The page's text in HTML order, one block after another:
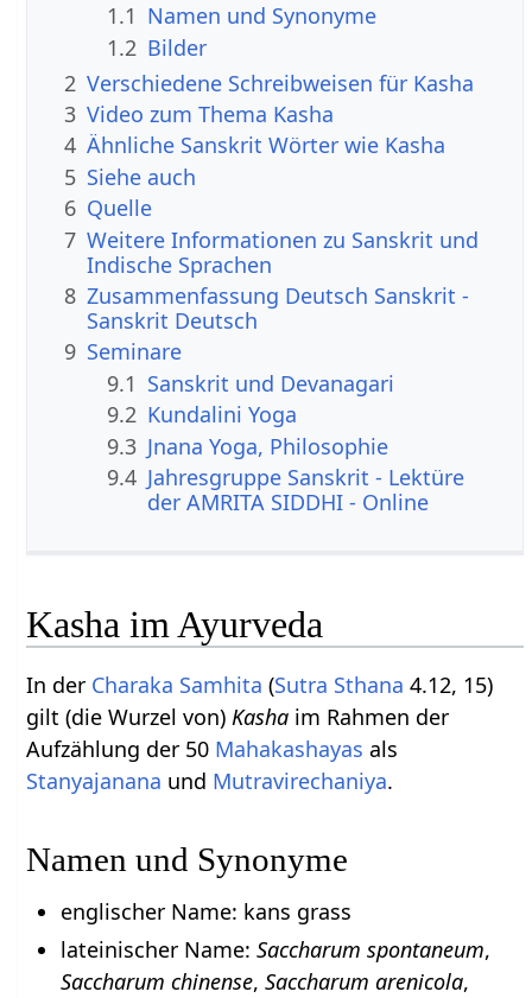
1.1 Namen und Synonyme
1.2 Bilder
2 Verschiedene Schreibweisen für Kasha
3 Video zum Thema Kasha
4 Ähnliche Sanskrit Wörter wie Kasha
5 Siehe auch
6 Quelle
7 Weitere Informationen zu Sanskrit und
Indische Sprachen
8 Zusammenfassung Deutsch Sanskrit -
Sanskrit Deutsch
9 Seminare
9.1 Sanskrit und Devanagari
9.2 Kundalini Yoga
9.3 Jnana Yoga, Philosophie
9.4 Jahresgruppe Sanskrit - Lektüre
der AMRITA SIDDHI - Online
Kasha im Ayurveda
In der Charaka Samhita (Sutra Sthana 4.12, 15)
gilt (die Wurzel von)Kasha im Rahmen der
Aufzählung der 50 Mahakashayas als
Stanyajanana und Mutravirechaniya.
Namen und Synonyme
englischer Name: kans grass
lateinischer Name: Saccharum spontaneum,
Saccharum chinense, Saccharum arenicola,